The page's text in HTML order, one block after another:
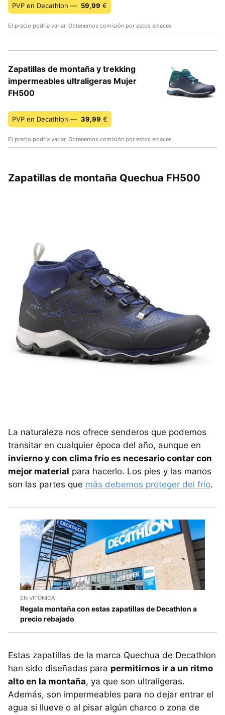
PVP en Decathlon — 59,99 €
El precio podría variar. Obtenemos comisión por estos enlaces
Zapatillas de montaña y trekking
impermeables ultraligeras Mujer
FH500
PVP en Decathlon — 39,99 €
El precio podría variar. Obtenemos comisión por estos enlaces
Zapatillas de montaña Quechua FH500
La naturaleza nos ofrece senderos que podemos
transitar en cualquier época del año, aunque en
invierno y con clima frío es necesario contar con
mejor material para hacerlo. Los pies y las manos
son las partes que más debemos proteger del frío.
EN VITÓNICA
Regala montaña con estas zapatillas de Decathlon a
precio rebajado
Estas zapatillas de la marca Quechua de Decathlon
han sido diseñadas para permitirnos ir a un ritmo
alto en la montaña, ya que son ultraligeras.
Además, son impermeables para no dejar entrar el
agua si llueve o al pisar algún charco o zona de